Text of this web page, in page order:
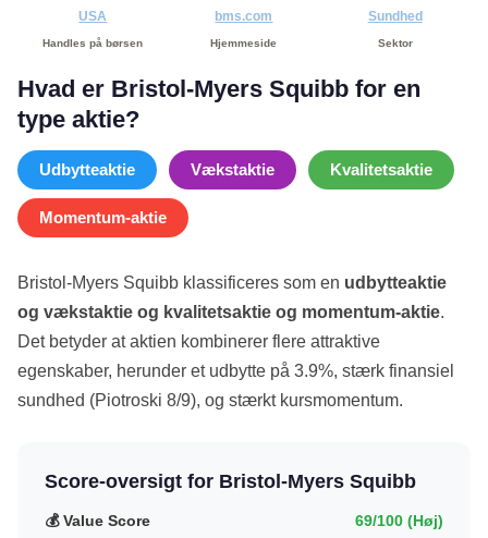
USA
Handles på børsen
bms.com
Hjemmeside
Sundhed
Sektor
Hvad er Bristol-Myers Squibb for en
type aktie?
Udbytteaktie Vækstaktie Kvalitetsaktie
Momentum-aktie
Bristol-Myers Squibb klassificeres som en udbytteaktie
og vækstaktie og kvalitetsaktie og momentum-aktie.
Det betyder at aktien kombinerer flere attraktive
egenskaber, herunder et udbytte på 3.9%, stærk finansiel
sundhed (Piotroski 8/9), og stærkt kursmomentum.
Score-oversigt for Bristol-Myers Squibb
💰 Value Score 69/100 (Høj)